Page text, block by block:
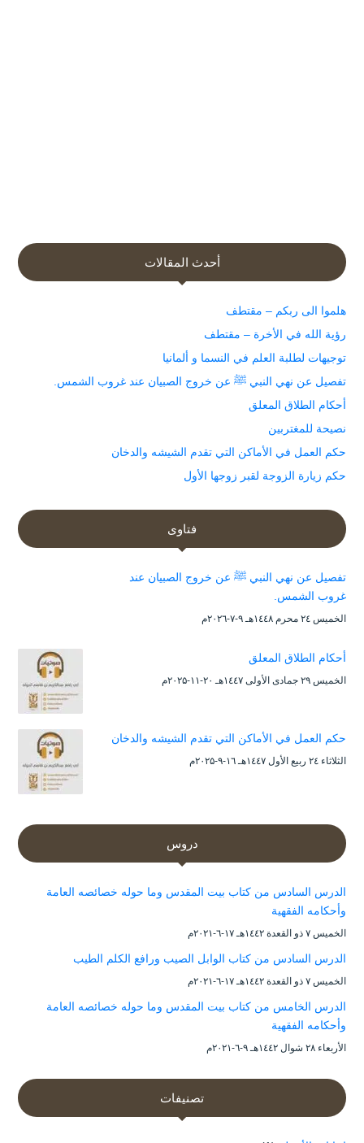
أحدث المقالات
هلموا الى ربكم – مقتطف
رؤية الله في الأخرة – مقتطف
توجيهات لطلبة العلم في النسما و ألمانيا
تفصيل عن نهي النبي ﷺ عن خروج الصبيان عند غروب الشمس.
أحكام الطلاق المعلق
نصيحة للمغتربين
حكم العمل في الأماكن التي تقدم الشيشه والدخان
حكم زيارة الزوجة لقبر زوجها الأول
فتاوى
تفصيل عن نهي النبي ﷺ عن خروج الصبيان عند
غروب الشمس.
الخميس ۲٤ محرم ۱٤٤۸هـ ۹-۷-۲۰۲٦م
أحكام الطلاق المعلق
الخميس ۲۹ جمادى الأولى ۱٤٤۷هـ ۲۰-۱۱-۲۰۲۵م
حكم العمل في الأماكن التي تقدم الشيشه والدخان
الثلاثاء ۲٤ ربيع الأول ۱٤٤۷هـ ۱٦-۹-۲۰۲۵م
دروس
الدرس السادس من كتاب بيت المقدس وما حوله خصائصه العامة
وأحكامه الفقهية
الخميس ۷ ذو القعدة ۱٤٤۲هـ ۱۷-٦-۲۰۲۱م
الدرس السادس من كتاب الوابل الصيب ورافع الكلم الطيب
الخميس ۷ ذو القعدة ۱٤٤۲هـ ۱۷-٦-۲۰۲۱م
الدرس الخامس من كتاب بيت المقدس وما حوله خصائصه العامة
وأحكامه الفقهية
الأربعاء ۲۸ شوال ۱٤٤۲هـ ۹-٦-۲۰۲۱م
تصنيفات